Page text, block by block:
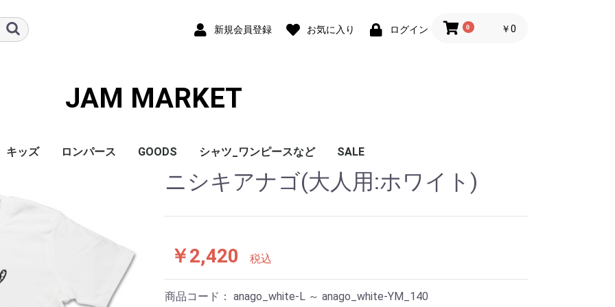
新規会員登録 お気に入り ログイン 0 ￥0
JAM MARKET
キッズ ロンパース GOODS シャツ_ワンピースなど SALE
ニシキアナゴ(大人用:ホワイト)
￥2,420 税込
商品コード： anago_white-L ～ anago_white-YM_140